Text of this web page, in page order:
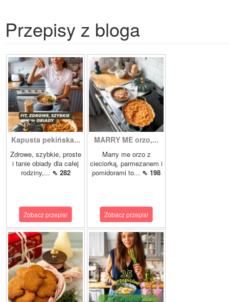
Przepisy z bloga
Kapusta pekińska...
Zdrowe, szybkie, proste
i tanie obiady dla całej
rodziny,... ⇖ 282
Zobacz przepis!
MARRY ME orzo,...
Marry me orzo z
cieciorką, parmezanem i
pomidorami to... ⇖ 198
Zobacz przepis!